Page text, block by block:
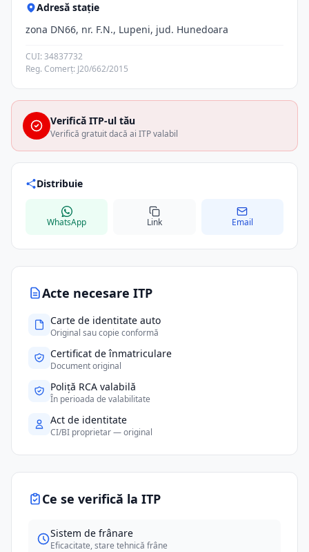
Acte necesare ITP
Carte de identitate auto
Original sau copie conformă
Certificat de înmatriculare
Document original
Poliță RCA valabilă
În perioada de valabilitate
Act de identitate
CI/BI proprietar — original
Ce se verifică la ITP
Sistem de frânare
Eficacitate, stare tehnică frâne
Adresă stație
zona DN66, nr. F.N., Lupeni, jud. Hunedoara
CUI: 34837732
Reg. Comerț: J20/662/2015
Verifică ITP-ul tău
Verifică gratuit dacă ai ITP valabil
Distribuie
WhatsApp Link Email